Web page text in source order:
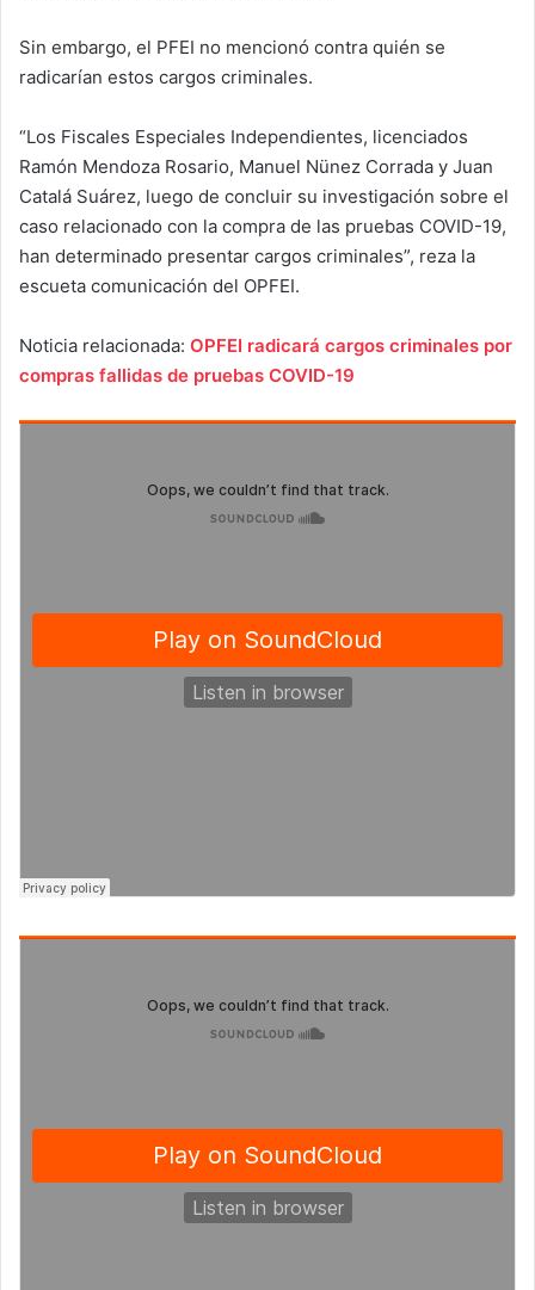
Sin embargo, el PFEI no mencionó contra quién se
radicarían estos cargos criminales.
“Los Fiscales Especiales Independientes, licenciados
Ramón Mendoza Rosario, Manuel Nünez Corrada y Juan
Catalá Suárez, luego de concluir su investigación sobre el
caso relacionado con la compra de las pruebas COVID-19,
han determinado presentar cargos criminales”, reza la
escueta comunicación del OPFEI.
Noticia relacionada: OPFEI radicará cargos criminales por
compras fallidas de pruebas COVID-19